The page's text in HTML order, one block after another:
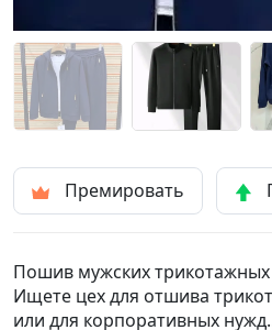
Премировать
Пошив мужских
Ищете цех для отшива
или для корпоративных нужд.